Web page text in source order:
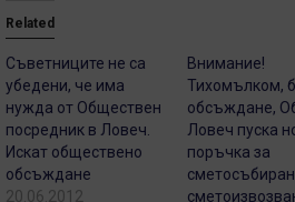
Related
Съветниците не са
убедени, че има
нужда от Обществен
посредник в Ловеч.
Искат обществено
обсъждане
20.06.2012
Внимание!
Тихомълком,
обсъждане,
Ловеч пуска
поръчка за